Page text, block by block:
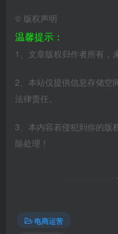
© 版权声明
温馨提示：
1、文章版权归作者所有，
2、本站仅提供信息存储空
法律责任。
3、本内容若侵犯到你的版
除处理！
电商运营